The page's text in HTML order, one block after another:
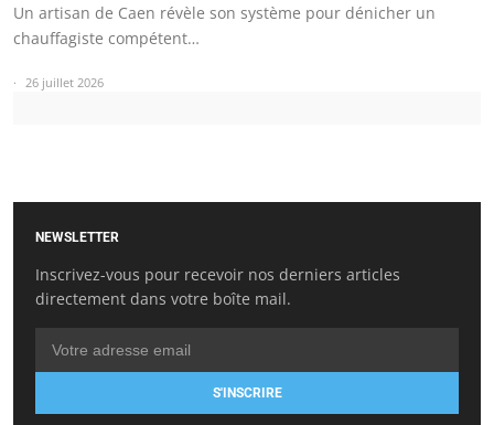
Un artisan de Caen révèle son système pour dénicher un
chauffagiste compétent…
26 juillet 2026
NEWSLETTER
Inscrivez-vous pour recevoir nos derniers articles
directement dans votre boîte mail.
S'INSCRIRE